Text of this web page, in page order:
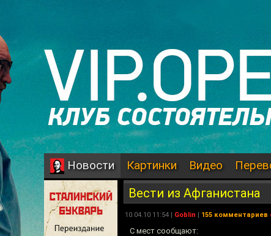
Новости Картинки Видео
Вести из Афганистана
10.04.10 11:54 | Goblin | 155 комментариев
С мест сообщают: